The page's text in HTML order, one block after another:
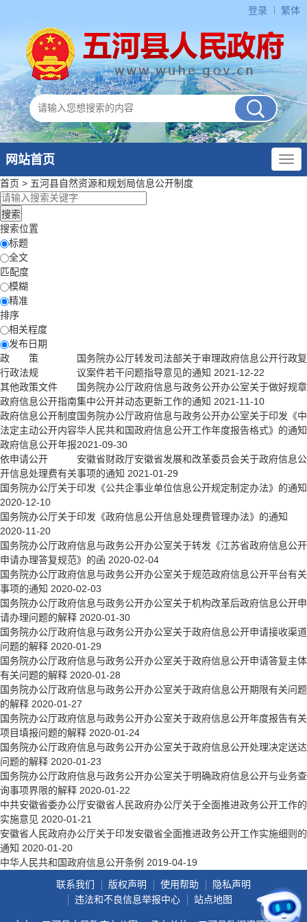
登录 繁体
网站首页
首页 > 五河县自然资源和规划局信息公开制度
搜索位置
标题
全文
匹配度
模糊
精准
排序
相关程度
发布日期
政 策
行政法规
其他政策文件
政府信息公开指南
政府信息公开制度
法定主动公开内容
政府信息公开年报
依申请公开
国务院办公厅转发司法部关于审理政府信息公开行政复
议案件若干问题指导意见的通知 2021-12-22
国务院办公厅政府信息与政务公开办公室关于做好规章
集中公开并动态更新工作的通知 2021-11-10
国务院办公厅政府信息与政务公开办公室关于印发《中
华人民共和国政府信息公开工作年度报告格式》的通知
2021-09-30
安徽省财政厅安徽省发展和改革委员会关于政府信息公
开信息处理费有关事项的通知 2021-01-29
国务院办公厅关于印发《公共企事业单位信息公开规定制定办法》的通知
2020-12-10
国务院办公厅关于印发《政府信息公开信息处理费管理办法》的通知
2020-11-20
国务院办公厅政府信息与政务公开办公室关于转发《江苏省政府信息公开
申请办理答复规范》的函 2020-02-04
国务院办公厅政府信息与政务公开办公室关于规范政府信息公开平台有关
事项的通知 2020-02-03
国务院办公厅政府信息与政务公开办公室关于机构改革后政府信息公开申
请办理问题的解释 2020-01-30
国务院办公厅政府信息与政务公开办公室关于政府信息公开申请接收渠道
问题的解释 2020-01-29
国务院办公厅政府信息与政务公开办公室关于政府信息公开申请答复主体
有关问题的解释 2020-01-28
国务院办公厅政府信息与政务公开办公室关于政府信息公开期限有关问题
的解释 2020-01-27
国务院办公厅政府信息与政务公开办公室关于政府信息公开年度报告有关
项目填报问题的解释 2020-01-24
国务院办公厅政府信息与政务公开办公室关于政府信息公开处理决定送达
问题的解释 2020-01-23
国务院办公厅政府信息与政务公开办公室关于明确政府信息公开与业务查
询事项界限的解释 2020-01-22
中共安徽省委办公厅安徽省人民政府办公厅关于全面推进政务公开工作的
实施意见 2020-01-21
安徽省人民政府办公厅关于印发安徽省全面推进政务公开工作实施细则的
通知 2020-01-20
中华人民共和国政府信息公开条例 2019-04-19
联系我们
版权声明 使用帮助
隐私声明
违法和不良信息举报中心
站点地图